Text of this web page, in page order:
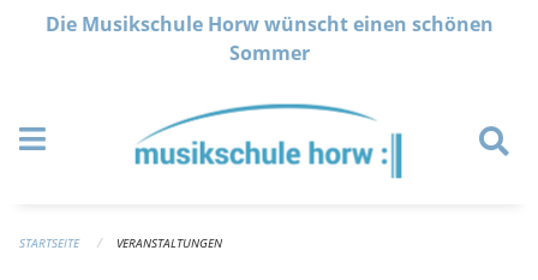
Navigation überspringen
Die Musikschule Horw wünscht einen schönen
Sommer
STARTSEITE VERANSTALTUNGEN